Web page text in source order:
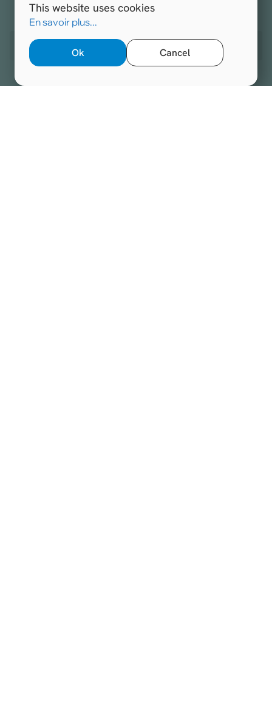
This website uses cookies
En savoir plus...
Ok Cancel
Hospitals.be 2026 Tous droits réservés.
Site web réalisé par